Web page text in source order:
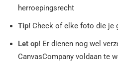
herroepingsrecht
Tip!Check of elke foto die je
Let op! Er dienen nog wel
CanvasCompany voldaan te